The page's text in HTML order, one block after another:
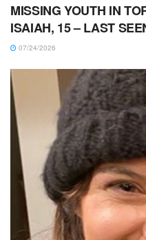
MISSING YOUTH IN
ISAIAH, 15 – LAST
07/24/2026